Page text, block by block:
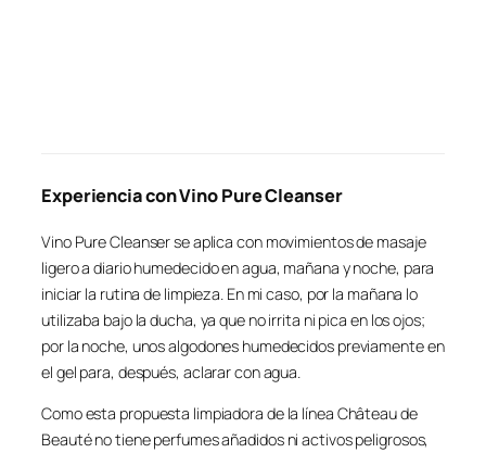
Experiencia con Vino Pure Cleanser
Vino Pure Cleanser se aplica con movimientos de masaje
ligero a diario humedecido en agua, mañana y noche, para
iniciar la rutina de limpieza. En mi caso, por la mañana lo
utilizaba bajo la ducha, ya que no irrita ni pica en los ojos;
por la noche, unos algodones humedecidos previamente en
el gel para, después, aclarar con agua.
Como esta propuesta limpiadora de la línea Château de
Beauté no tiene perfumes añadidos ni activos peligrosos,